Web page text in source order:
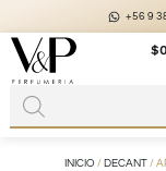
+56 9
$0
INICIO / DECANT/